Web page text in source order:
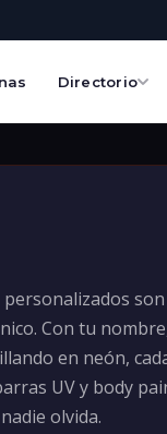
Directorio
Con tu
en neón,
UV y body
olvida.